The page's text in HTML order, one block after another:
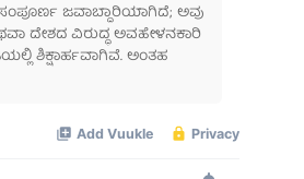
ಜವಾಬ್ದಾರಿಯಾಗಿದೆ; ಅವು
ದೇಶದ ವಿರುದ್ಧ ಅವಹೇಳನಕಾರಿ
ಶಿಕ್ಷಾರ್ಹವಾಗಿವೆ. ಅಂತಹ